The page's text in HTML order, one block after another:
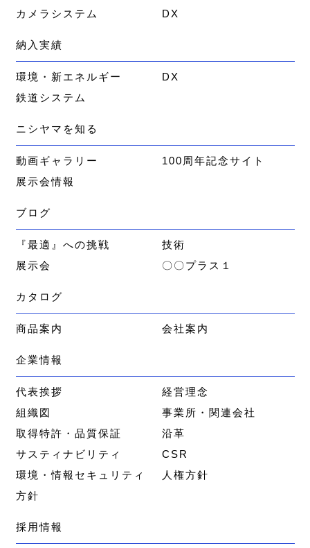
カメラシステム
DX
納入実績
環境・新エネルギー
DX
鉄道システム
ニシヤマを知る
動画ギャラリー
100周年記念サイト
展示会情報
ブログ
『最適』への挑戦
技術
展示会
〇〇プラス１
カタログ
商品案内 会社案内
企業情報
代表挨拶
経営理念
組織図
事業所・関連会社
取得特許・品質保証
沿革
サスティナビリティ
CSR
環境・情報セキュリティ
方針
人権方針
採用情報